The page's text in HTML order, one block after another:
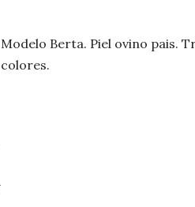
Modelo Berta. Piel ovino pais.
colores.